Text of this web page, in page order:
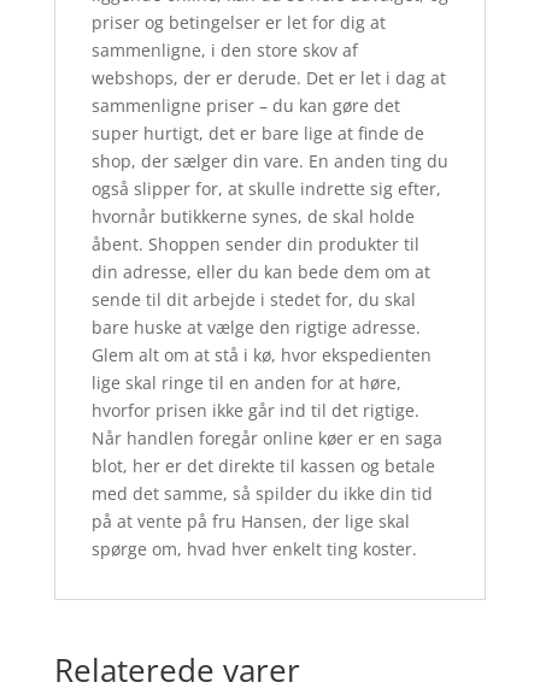
priser og betingelser er let for dig at
sammenligne, i den store skov af
webshops, der er derude. Det er let i dag at
sammenligne priser – du kan gøre det
super hurtigt, det er bare lige at finde de
shop, der sælger din vare. En anden ting du
også slipper for, at skulle indrette sig efter,
hvornår butikkerne synes, de skal holde
åbent. Shoppen sender din produkter til
din adresse, eller du kan bede dem om at
sende til dit arbejde i stedet for, du skal
bare huske at vælge den rigtige adresse.
Glem alt om at stå i kø, hvor ekspedienten
lige skal ringe til en anden for at høre,
hvorfor prisen ikke går ind til det rigtige.
Når handlen foregår online køer er en saga
blot, her er det direkte til kassen og betale
med det samme, så spilder du ikke din tid
på at vente på fru Hansen, der lige skal
spørge om, hvad hver enkelt ting koster.
Relaterede varer